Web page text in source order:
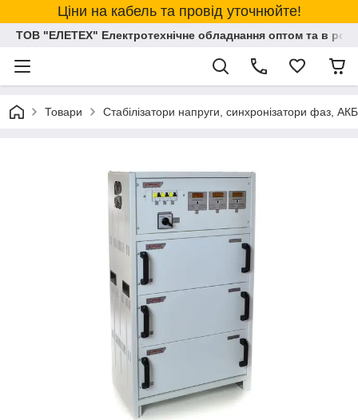
Ціни на кабель та провід уточнюйте!
ТОВ "ЕЛЕТЕХ" Електротехнічне обладнання оптом та в
Товари Стабілізатори напруги, синхронізатори фаз, АКБ